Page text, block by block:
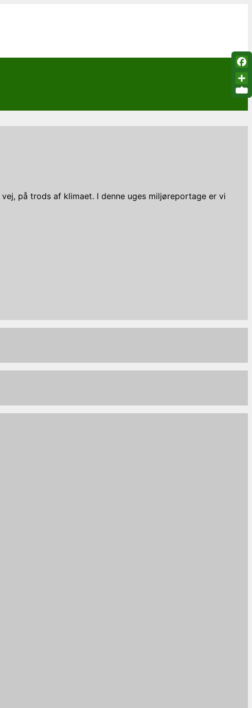
på trods af klimaet. I denne uges miljøreportage er vi